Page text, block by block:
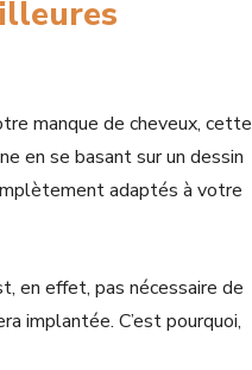
manque de cheveux, cette
en se basant sur un dessin
adaptés à votre
en effet, pas nécessaire de
implantée. C’est pourquoi,